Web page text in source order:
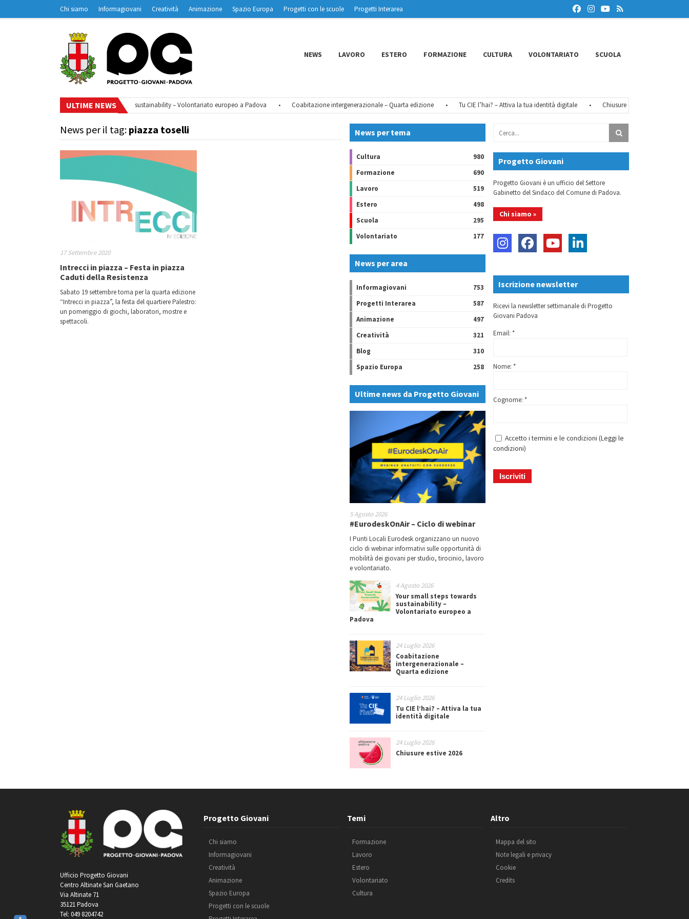
Chi siamo Informagiovani Creatività Animazione Spazio Europa Progetti con le scuole
Progetti Interarea
Contatti
Padovanet
NEWS LAVORO ESTERO FORMAZIONE CULTURA VOLONTARIATO SCUOLA
ULTIME NEWS
Your small steps towards sustainability – Volontariato europeo a Padova Coabitazione intergenerazionale – Quarta edizione Tu CIE l’hai? – Attiva la tua identità digitale Chiusure estive 2026
News per il tag: piazza toselli
17 Settembre 2020
Intrecci in piazza – Festa in piazza
Caduti della Resistenza
Sabato 19 settembre torna per la quarta edizione
“Intrecci in piazza”, la festa del quartiere Palestro:
un pomeriggio di giochi, laboratori, mostre e
spettacoli.
News per tema
Cultura
980
Formazione
690
Lavoro
519
Estero
498
Scuola
295
Volontariato
177
News per area
Informagiovani
753
Progetti Interarea
587
Animazione
497
Creatività
321
Blog
310
Spazio Europa
258
Ultime news da Progetto Giovani
5 Agosto 2026
#EurodeskOnAir – Ciclo di webinar
I Punti Locali Eurodesk organizzano un nuovo
ciclo di webinar informativi sulle opportunità di
mobilità dei giovani per studio, tirocinio, lavoro
e volontariato.
4 Agosto 2026
Your small steps towards
sustainability –
Volontariato europeo a
Padova
24 Luglio 2026
Coabitazione
intergenerazionale –
Quarta edizione
24 Luglio 2026
Tu CIE l’hai? – Attiva la tua
identità digitale
24 Luglio 2026
Chiusure estive 2026
Progetto Giovani
Progetto Giovani è un ufficio del Settore
Gabinetto del Sindaco del Comune di Padova.
Chi siamo »
Iscrizione newsletter
Ricevi la newsletter settimanale di Progetto
Giovani Padova
Email: *
Nome: *
Cognome: *
Accetto i termini e le condizioni (Leggi le
condizioni)
Ufficio Progetto Giovani
Centro Altinate San Gaetano
Via Altinate 71
35121 Padova
Tel: 049 8204742
Progetto Giovani
Chi siamo
Informagiovani
Creatività
Animazione
Spazio Europa
Progetti con le scuole
Temi
Formazione
Lavoro
Estero
Volontariato
Cultura
Altro
Mappa del sito
Note legali e privacy
Cookie
Credits